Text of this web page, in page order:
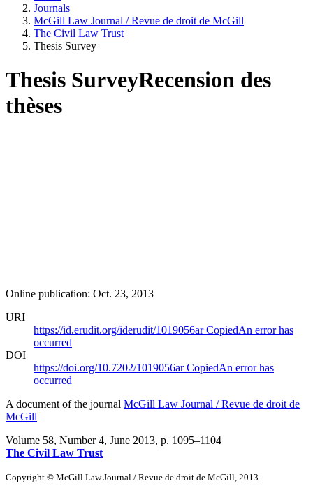
Journals
McGill Law Journal / Revue de droit de McGill
The Civil Law Trust
Thesis Survey
Thesis SurveyRecension des
thèses
Online publication: Oct. 23, 2013
URI
https://id.erudit.org/iderudit/1019056arCopiedAn error has
occurred
DOI
https://doi.org/10.7202/1019056arCopiedAn error has
occurred
A document of the journal McGill Law Journal / Revue de droit de
McGill
Volume 58, Number 4, June 2013, p. 1095–1104
The Civil Law Trust
Copyright © McGill Law Journal / Revue de droit de McGill, 2013